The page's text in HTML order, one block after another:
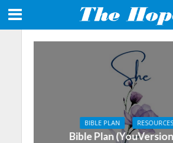
BIBLE PLAN
Bible Plan